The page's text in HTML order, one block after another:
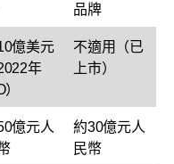
品牌
億美元
年
）
不適用（已
上市）
億元人
約30億元人
民幣